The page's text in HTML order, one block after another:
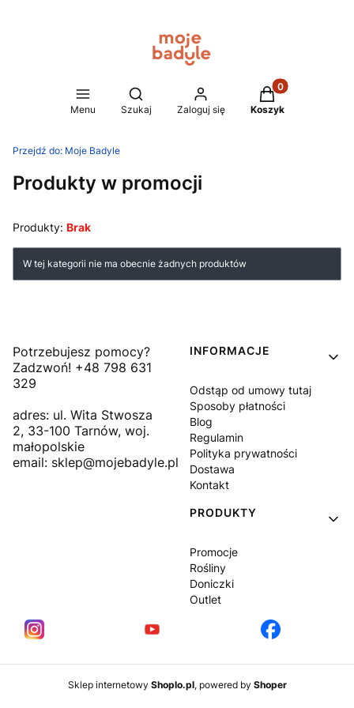
Menu
Otwórz wyszukiwarkę
Szukaj Zaloguj się
Produkty w
Koszyk
Przejdź do: Moje Badyle
Produkty w promocji
Produkty: Brak
Lista produktów
W tej kategorii nie ma obecnie żadnych produktów
Potrzebujesz pomocy?
Zadzwoń! +48 798 631
329
adres: ul. Wita Stwosza
2, 33-100 Tarnów, woj.
małopolskie
email: sklep@mojebadyle.pl
Linki w stopce
INFORMACJE
Odstąp od umowy tutaj
Sposoby płatności
Blog
Regulamin
Polityka prywatności
Dostawa
Kontakt
PRODUKTY
Promocje
Rośliny
Doniczki
Outlet
Sklep internetowy Shoplo.pl, powered by Shoper